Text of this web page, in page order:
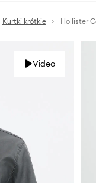
Kurtki krótkie Hollister
Video